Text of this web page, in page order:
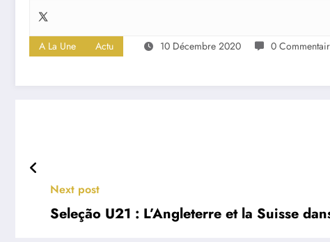
A La Une Actu 10 Décembre 2020 0
Next post
Seleção U21 : L’Angleterre et la Suisse